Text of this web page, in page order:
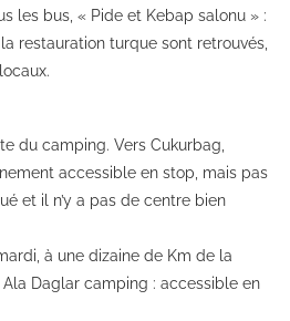
les bus, « Pide et Kebap salonu » :
restauration turque sont retrouvés,
du camping. Vers Cukurbag,
accessible en stop, mais pas
et il n’y a pas de centre bien
à une dizaine de Km de la
Daglar camping : accessible en